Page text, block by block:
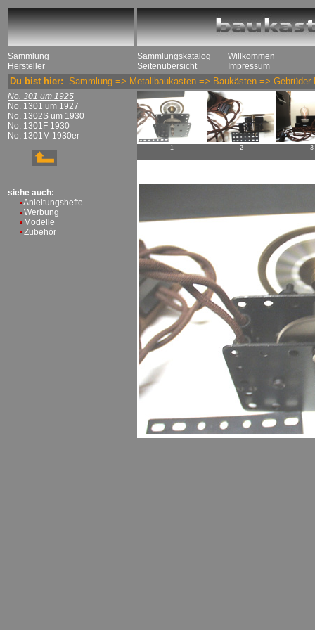
Sammlung
Hersteller
Sammlungskatalog
Seitenübersicht
Willkommen
Impressum
Du bist hier: Sammlung => Metallbaukasten => Baukästen => Gebrüder
No. 301 um 1925
No. 1301 um 1927
No. 1302S um 1930
No. 1301F 1930
No. 1301M 1930er
siehe auch:
Anleitungshefte
Werbung
Modelle
Zubehör
1 2 3